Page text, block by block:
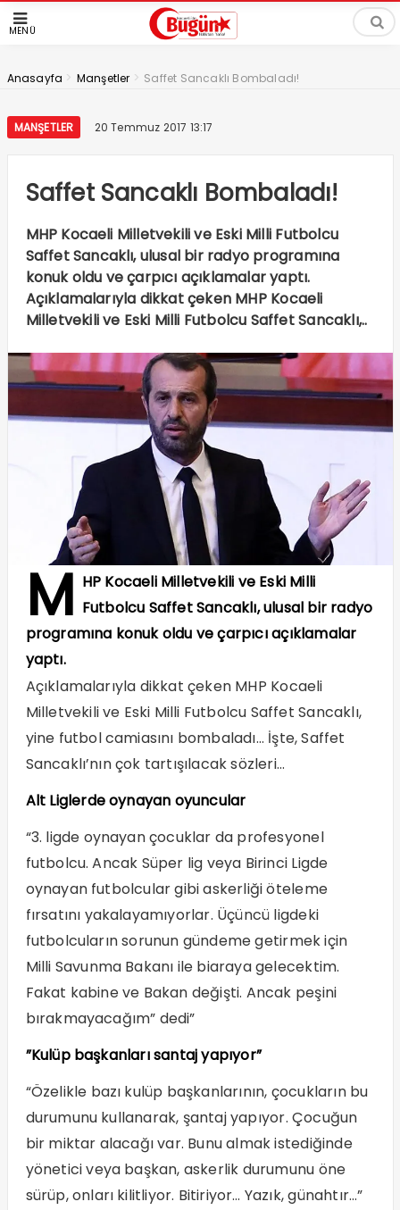
MENÜ
Anasayfa > Manşetler > Saffet Sancaklı Bombaladı!
MANŞETLER 20 Temmuz 2017 13:17
Saffet Sancaklı Bombaladı!
MHP Kocaeli Milletvekili ve Eski Milli Futbolcu
Saffet Sancaklı, ulusal bir radyo programına
konuk oldu ve çarpıcı açıklamalar yaptı.
Açıklamalarıyla dikkat çeken MHP Kocaeli
Milletvekili ve Eski Milli Futbolcu Saffet Sancaklı,..
M HP Kocaeli Milletvekili ve Eski Milli
Futbolcu Saffet Sancaklı, ulusal bir radyo
programına konuk oldu ve çarpıcı açıklamalar
yaptı.
Açıklamalarıyla dikkat çeken MHP Kocaeli
Milletvekili ve Eski Milli Futbolcu Saffet Sancaklı,
yine futbol camiasını bombaladı… İşte, Saffet
Sancaklı’nın çok tartışılacak sözleri…
Alt Liglerde oynayan oyuncular
“3. ligde oynayan çocuklar da profesyonel
futbolcu. Ancak Süper lig veya Birinci Ligde
oynayan futbolcular gibi askerliği öteleme
fırsatını yakalayamıyorlar. Üçüncü ligdeki
futbolcuların sorunun gündeme getirmek için
Milli Savunma Bakanı ile biaraya gelecektim.
Fakat kabine ve Bakan değişti. Ancak peşini
bırakmayacağım” dedi”
”Kulüp başkanları santaj yapıyor”
“Özelikle bazı kulüp başkanlarının, çocukların bu
durumunu kullanarak, şantaj yapıyor. Çocuğun
bir miktar alacağı var. Bunu almak istediğinde
yönetici veya başkan, askerlik durumunu öne
sürüp, onları kilitliyor. Bitiriyor… Yazık, günahtır…”